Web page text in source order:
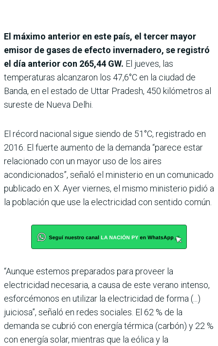
El máximo anterior en este país, el tercer mayor
emisor de gases de efecto invernadero, se registró
el día anterior con 265,44 GW. El jueves, las
temperaturas alcanzaron los 47,6°C en la ciudad de
Banda, en el estado de Uttar Pradesh, 450 kilómetros al
sureste de Nueva Delhi.
El récord nacional sigue siendo de 51°C, registrado en
2016. El fuerte aumento de la demanda “parece estar
relacionado con un mayor uso de los aires
acondicionados”, señaló el ministerio en un comunicado
publicado en X. Ayer viernes, el mismo ministerio pidió a
la población que use la electricidad con sentido común.
“Aunque estemos preparados para proveer la
electricidad necesaria, a causa de este verano intenso,
esforcémonos en utilizar la electricidad de forma (...)
juiciosa”, señaló en redes sociales. El 62 % de la
demanda se cubrió con energía térmica (carbón) y 22 %
con energía solar, mientras que la eólica y la